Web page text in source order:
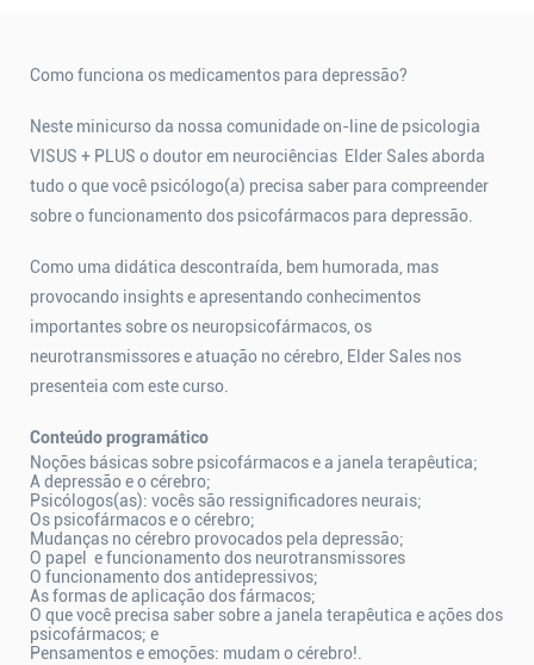
Como funciona os medicamentos para depressão?
Neste minicurso da nossa comunidade on-line de psicologia
VISUS + PLUS o doutor em neurociências Elder Sales aborda
tudo o que você psicólogo(a) precisa saber para compreender
sobre o funcionamento dos psicofármacos para depressão.
Como uma didática descontraída, bem humorada, mas
provocando insights e apresentando conhecimentos
importantes sobre os neuropsicofármacos, os
neurotransmissores e atuação no cérebro, Elder Sales nos
presenteia com este curso.
Conteúdo programático
Noções básicas sobre psicofármacos e a janela terapêutica;
A depressão e o cérebro;
Psicólogos(as): vocês são ressignificadores neurais;
Os psicofármacos e o cérebro;
Mudanças no cérebro provocados pela depressão;
O papel e funcionamento dos neurotransmissores
O funcionamento dos antidepressivos;
As formas de aplicação dos fármacos;
O que você precisa saber sobre a janela terapêutica e ações dos
psicofármacos; e
Pensamentos e emoções: mudam o cérebro!.